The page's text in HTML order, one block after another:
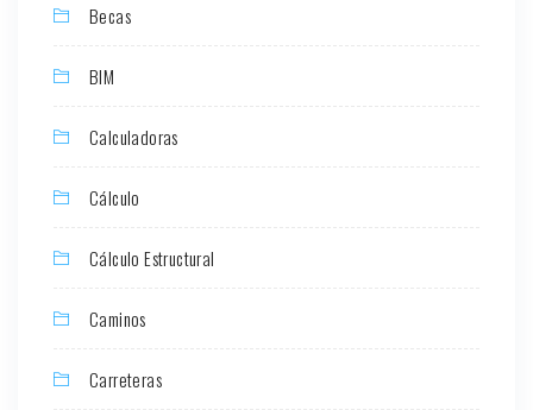
Becas
BIM
Calculadoras
Cálculo
Cálculo Estructural
Caminos
Carreteras